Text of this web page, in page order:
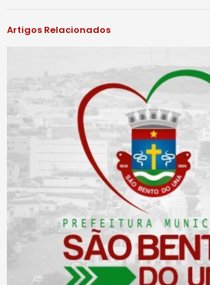
Artigos Relacionados